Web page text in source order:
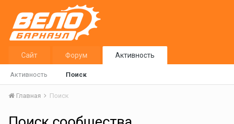
Сайт Форум Активность
Активность Поиск
Главная Поиск